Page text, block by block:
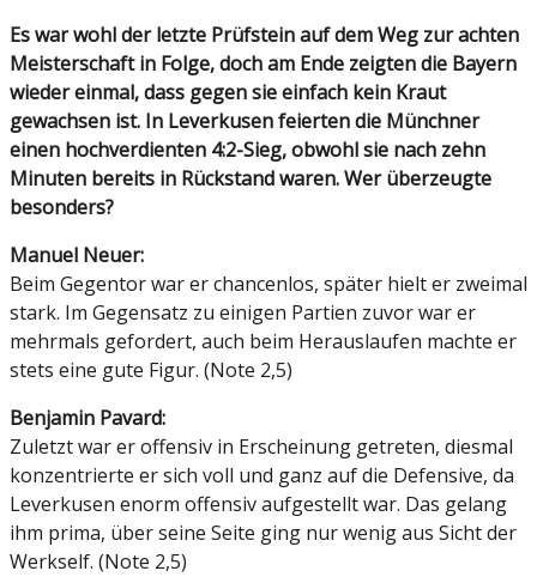
Es war wohl der letzte Prüfstein auf dem Weg zur achten
Meisterschaft in Folge, doch am Ende zeigten die Bayern
wieder einmal, dass gegen sie einfach kein Kraut
gewachsen ist. In Leverkusen feierten die Münchner
einen hochverdienten 4:2-Sieg, obwohl sie nach zehn
Minuten bereits in Rückstand waren. Wer überzeugte
besonders?
Manuel Neuer:
Beim Gegentor war er chancenlos, später hielt er zweimal
stark. Im Gegensatz zu einigen Partien zuvor war er
mehrmals gefordert, auch beim Herauslaufen machte er
stets eine gute Figur. (Note 2,5)
Benjamin Pavard:
Zuletzt war er offensiv in Erscheinung getreten, diesmal
konzentrierte er sich voll und ganz auf die Defensive, da
Leverkusen enorm offensiv aufgestellt war. Das gelang
ihm prima, über seine Seite ging nur wenig aus Sicht der
Werkself. (Note 2,5)